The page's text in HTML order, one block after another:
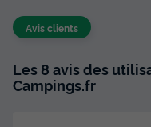
Avis clients
Les 8 avis des
Campings.fr